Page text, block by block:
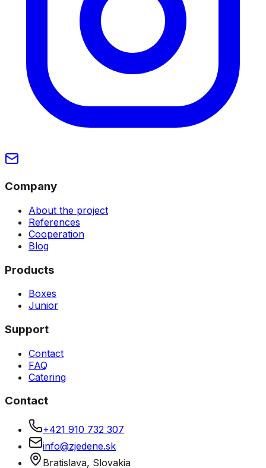
Company
About the project
References
Cooperation
Blog
Products
Boxes
Junior
Support
Contact
FAQ
Catering
Contact
+421 910 732 307
info@zjedene.sk
Bratislava, Slovakia